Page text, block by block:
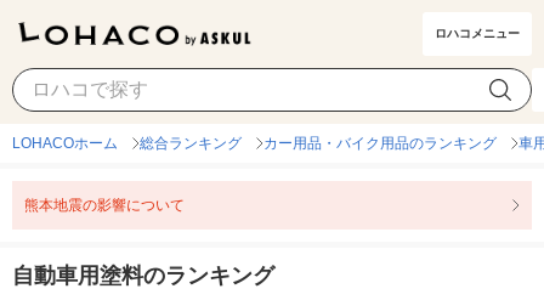
ロハコメニュー
自動車用塗料 カテゴリ選択
LOHACOホーム 総合ランキング カー用品・バイク用品のランキング 車
熊本地震の影響について
自動車用塗料のランキング